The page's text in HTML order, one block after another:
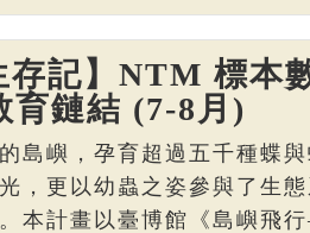
存記】NTM 標本
鏈結 (7-8月)
島嶼，孕育超過五千種蝶
，更以幼蟲之姿參與了生
本計畫以臺博館《島嶼飛